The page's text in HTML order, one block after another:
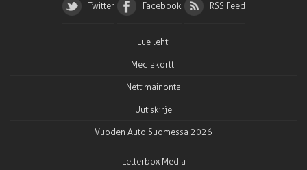
Twitter Facebook RSS Feed
Lue lehti
Mediakortti
Nettimainonta
Uutiskirje
Vuoden Auto Suomessa 2026
Letterbox Media